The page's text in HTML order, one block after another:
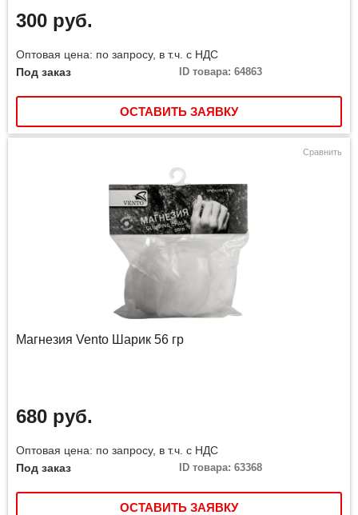
300 руб.
Оптовая цена: по запросу, в т.ч. с НДС
Под заказ
ID товара: 64863
ОСТАВИТЬ ЗАЯВКУ
Сравнить
Магнезия Vento Шарик 56 гр
680 руб.
Оптовая цена: по запросу, в т.ч. с НДС
Под заказ
ID товара: 63368
ОСТАВИТЬ ЗАЯВКУ